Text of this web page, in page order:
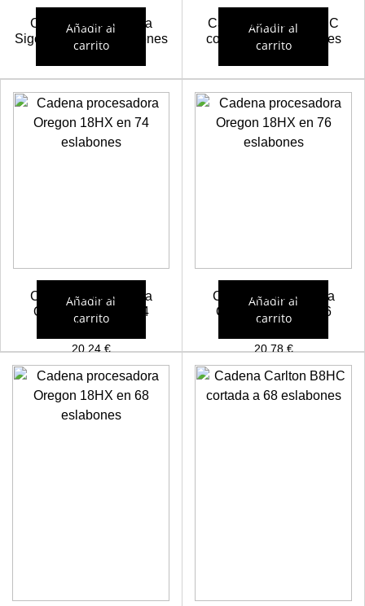
Cadena procesadora
SigoWood a 72 eslabones
Añadir al
carrito
Cadena Carlton B8HC
cortada a 66 eslabones
Añadir al
carrito
Cadena procesadora
Oregon 18HX en 74
eslabones
20,24€
Añadir al
carrito
Cadena procesadora
Oregon 18HX en 76
eslabones
20,78€
Añadir al
carrito